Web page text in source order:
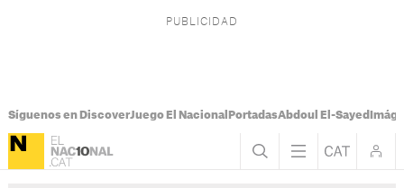
Síguenos en DiscoverJuego El Nacional PortadasAbdoul El-Sayed